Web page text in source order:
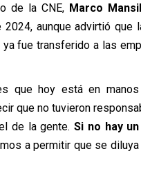
de la CNE, Marco
aunque advirtió
fue transferido a las
que hoy está en
que no tuvieron
de la gente.Si no hay
a permitir que se